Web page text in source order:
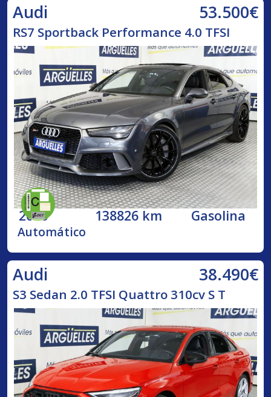
Audi 53.500€
RS7 Sportback Performance 4.0 TFSI
2016 138826 km Gasolina
Automático
Audi 38.490€
S3 Sedan 2.0 TFSI Quattro 310cv S T